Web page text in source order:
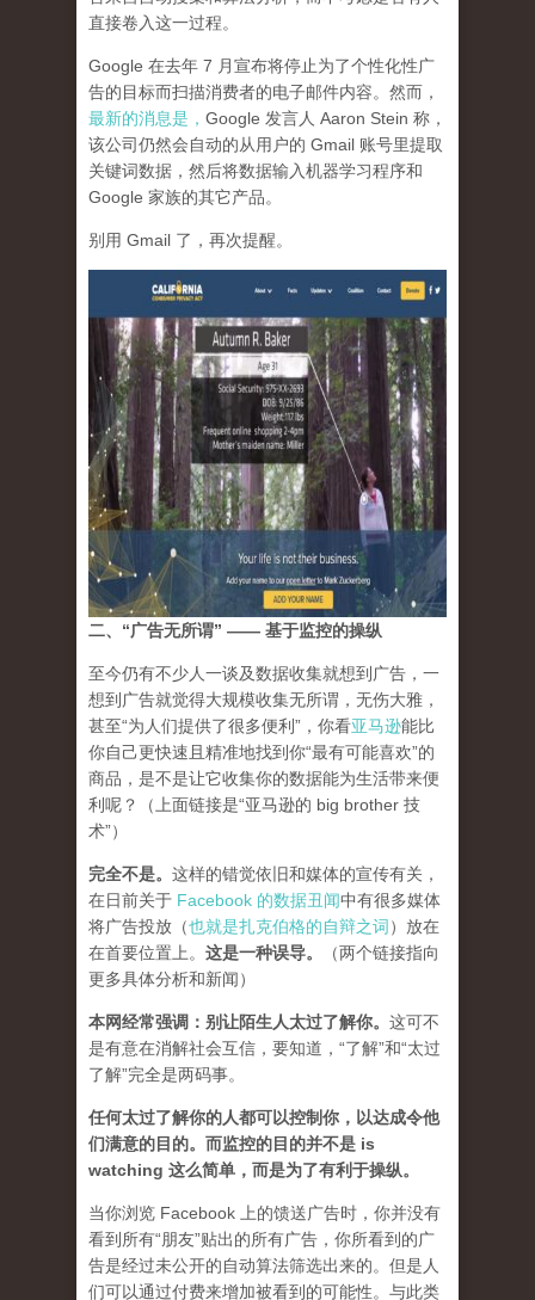
直接卷入这一过程。
Google 在去年 7 月宣布将停止为了个性化性广
告的目标而扫描消费者的电子邮件内容。然而，
最新的消息是， Google 发言人 Aaron Stein 称，
该公司仍然会自动的从用户的 Gmail 账号里提取
关键词数据，然后将数据输入机器学习程序和
Google 家族的其它产品。
别用 Gmail 了，再次提醒。
二、“广告无所谓” —— 基于监控的操纵
至今仍有不少人一谈及数据收集就想到广告，一
想到广告就觉得大规模收集无所谓，无伤大雅，
甚至“为人们提供了很多便利”，你看亚马逊能比
你自己更快速且精准地找到你“最有可能喜欢”的
商品，是不是让它收集你的数据能为生活带来便
利呢？（上面链接是“亚马逊的 big brother 技
术”）
完全不是。 这样的错觉依旧和媒体的宣传有关，
在日前关于 Facebook 的数据丑闻中有很多媒体
将广告投放（也就是扎克伯格的自辩之词 ）放在
在首要位置上。 这是一种误导。
（两个链接指向
更多具体分析和新闻）
本网经常强调：别让陌生人太过了解你。 这可不
是有意在消解社会互信，要知道，“了解”和“太过
了解”完全是两码事。
任何太过了解你的人都可以控制你，以达成令他
们满意的目的。而监控的目的并不是 is
watching 这么简单，而是为了有利于操纵。
当你浏览 Facebook 上的馈送广告时，你并没有
看到所有“朋友”贴出的所有广告，你所看到的广
告是经过未公开的自动算法筛选出来的。但是人
们可以通过付费来增加被看到的可能性。与此类